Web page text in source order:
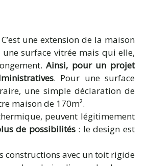
une extension de la maison
surface vitrée mais qui elle,
Ainsi, pour un projet
. Pour une surface
une simple déclaration de
maison de 170m².
peuvent légitimement
de possibilités: le design est
constructions avec un toit rigide